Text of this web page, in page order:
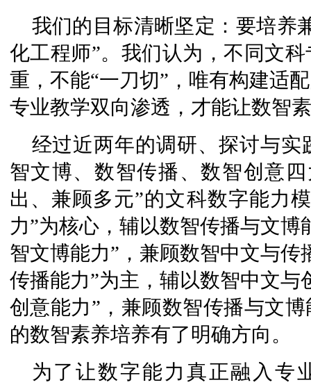
我们的目标清晰坚定：要培养
化工程师”。我们认为，不同文
重，不能“一刀切”，唯有构建适
专业教学双向渗透，才能让数智
经过近两年的调研、探讨与
智文博、数智传播、数智创意
出、兼顾多元”的文科数字能力
力”为核心，辅以数智传播与文
智文博能力”，兼顾数智中文与
传播能力”为主，辅以数智中文
创意能力”，兼顾数智传播与文
的数智素养培养有了明确方向。
为了让数字能力真正融入专